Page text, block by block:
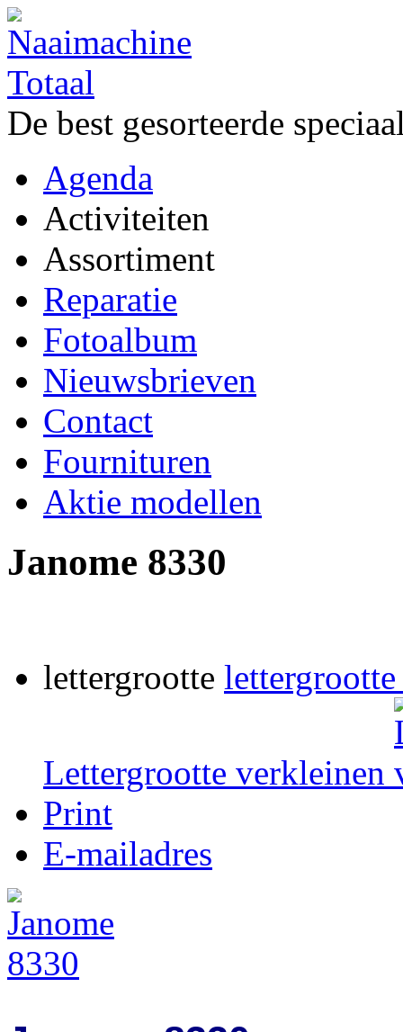
De best gesorteerde
Agenda
Activiteiten
Assortiment
Reparatie
Fotoalbum
Nieuwsbrieven
Contact
Fournituren
Aktie modellen
Janome 8330
lettergrootte
Lettergrootte verkleinen
Print
E-mailadres